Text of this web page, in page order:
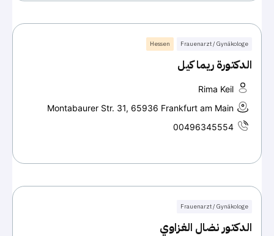
Frauenarzt / Gynäkologe
Hessen
الدكتورة ريما كيل
Rima Keil
Montabaurer Str. 31, 65936 Frankfurt am Main
00496345554
Frauenarzt / Gynäkologe
الدكتور نضال الغزاوي